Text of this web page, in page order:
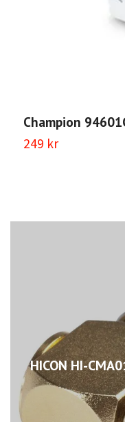
HICON HI-
Champion
249 kr